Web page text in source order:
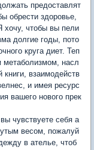
предоставлят
обрести здоровье,
хочу, чтобы вы пели
долгие годы, пото
круга диет. Теп
метаболизмом, насл
взаимодейств
и имея ресурс
вашего нового прек
чувствуете себя а
весом, пожалуй
в ателье, чтоб